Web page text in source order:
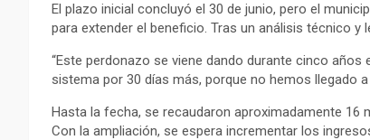
El plazo inicial concluyó el 30 de junio, pero el
para extender el beneficio. Tras un análisis técnico y
“Este perdonazo se viene dando durante cinco
sistema por 30 días más, porque no hemos llegado
Hasta la fecha, se recaudaron aproximadamente 16
Con la ampliación, se espera incrementar los